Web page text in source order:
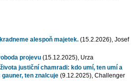
alespoň majetek. (15.2.2026), Josef
projevu (15.12.2025), Urza
justiční chamradi: kdo umí, ten umí a
ten znalcuje (9.12.2025), Challenger